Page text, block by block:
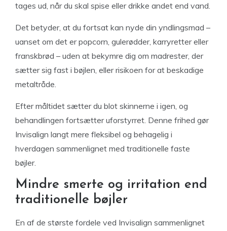
tages ud, når du skal spise eller drikke andet end vand.
Det betyder, at du fortsat kan nyde din yndlingsmad –
uanset om det er popcorn, gulerødder, karryretter eller
franskbrød – uden at bekymre dig om madrester, der
sætter sig fast i bøjlen, eller risikoen for at beskadige
metaltråde.
Efter måltidet sætter du blot skinnerne i igen, og
behandlingen fortsætter uforstyrret. Denne frihed gør
Invisalign langt mere fleksibel og behagelig i
hverdagen sammenlignet med traditionelle faste
bøjler.
Mindre smerte og irritation end
traditionelle bøjler
En af de største fordele ved Invisalign sammenlignet